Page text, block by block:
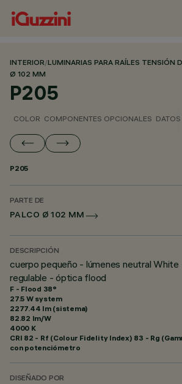
INTERIOR/LUMINARIAS PARA RAÍLES TENSIÓN
Ø 102 MM
P205
COLOR COMPONENTES OPCIONALES
P205
PARTE DE
PALCO Ø 102 MM
DESCRIPCIÓN
cuerpo pequeño - lúmenes neutral
regulable - óptica flood
F - Flood 38°
27.5 W system
2277.44 lm (sistema)
82.82 lm/W
4000 K
CRI 82 - Rf (Colour Fidelity Index) 83 - Rg
con potenciómetro
DISEÑADO POR